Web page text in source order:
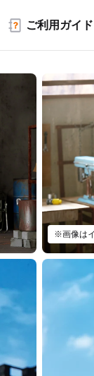
ご利用ガイド
※画像は